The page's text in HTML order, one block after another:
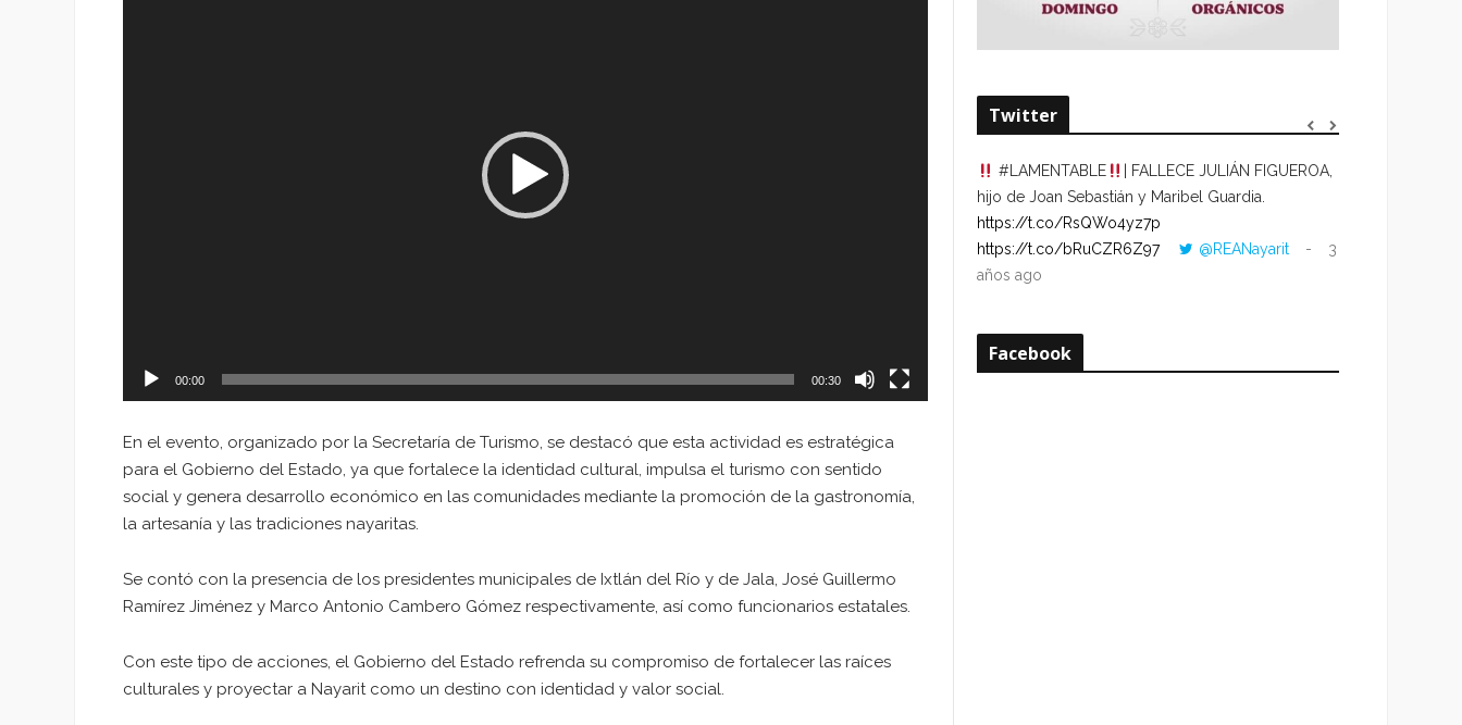
00:00 00:30
En el evento, organizado por la Secretaría de Turismo, se destacó que esta actividad es estratégica
para el Gobierno del Estado, ya que fortalece la identidad cultural, impulsa el turismo con sentido
social y genera desarrollo económico en las comunidades mediante la promoción de la gastronomía,
la artesanía y las tradiciones nayaritas.
Se contó con la presencia de los presidentes municipales de Ixtlán del Río y de Jala, José Guillermo
Ramírez Jiménez y Marco Antonio Cambero Gómez respectivamente, así como funcionarios estatales.
Con este tipo de acciones, el Gobierno del Estado refrenda su compromiso de fortalecer las raíces
culturales y proyectar a Nayarit como un destino con identidad y valor social.
Twitter
#LAMENTABLE
| FALLECE JULIÁN FIGUEROA,
hijo de Joan Sebastián y Maribel Guardia.
https://t.co/RsQWo4yz7p
https://t.co/bRuCZR6Z97
@REANayarit
3
años ago
Facebook